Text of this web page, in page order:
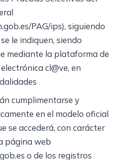
PAG/ips), siguiendo
le indiquen, siendo
mediante la plataforma de
cl@ve, en
cumplimentarse y
en el modelo oficial
se accederá, con carácter
página web
o de los registros